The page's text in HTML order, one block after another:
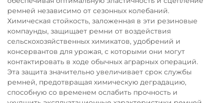
ремней независимо от сезонных колебаний.
Химическая стойкость, заложенная в эти резиновые
компаунды, защищает ремни от воздействия
сельскохозяйственных химикатов, удобрений и
консервантов для урожая, с которыми они могут
контактировать в ходе обычных аграрных операций.
Эта защита значительно увеличивает срок службы
ремней, предотвращая химическую деградацию,
способную со временем ослабить прочность и